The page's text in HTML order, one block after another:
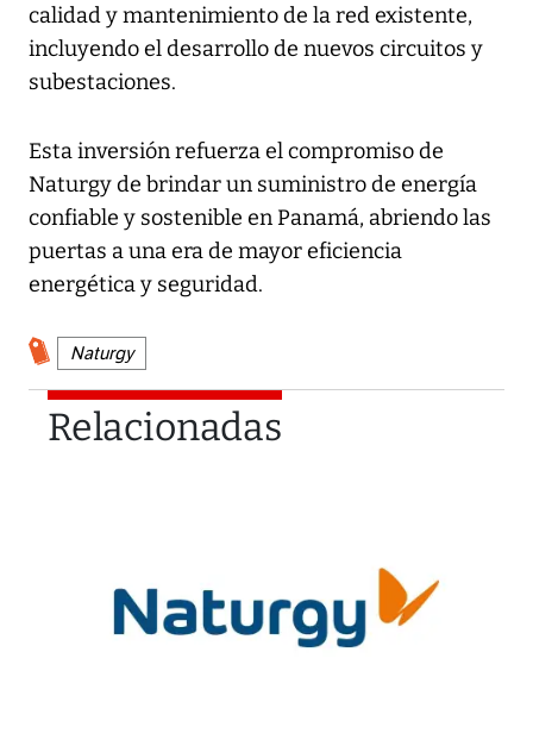
calidad y mantenimiento de la red existente,
incluyendo el desarrollo de nuevos circuitos y
subestaciones.
Esta inversión refuerza el compromiso de
Naturgy de brindar un suministro de energía
confiable y sostenible en Panamá, abriendo las
puertas a una era de mayor eficiencia
energética y seguridad.
Naturgy
Relacionadas